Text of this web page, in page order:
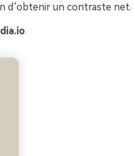
d’obtenir un contraste net.